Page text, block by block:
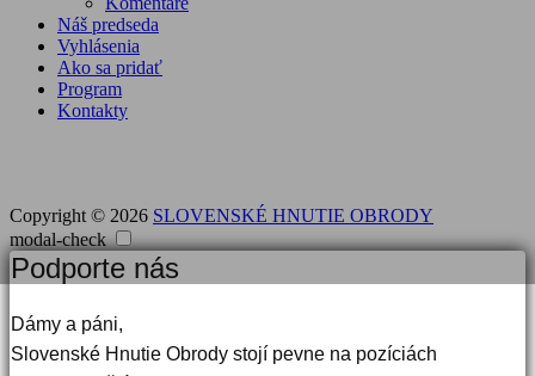
Náš predseda
Vyhlásenia
Ako sa pridať
Program
Kontakty
Copyright © 2026 SLOVENSKÉ HNUTIE OBRODY
modal-check
Podporte nás
Dámy a páni,
Slovenské Hnutie Obrody stojí pevne na pozíciách